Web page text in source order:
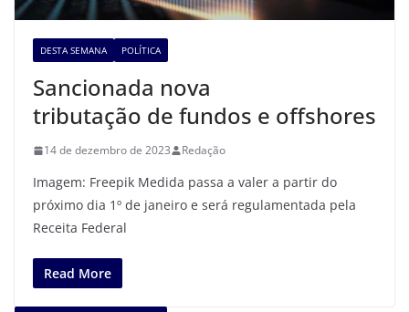
DESTA SEMANA POLÍTICA
Sancionada nova
tributação de fundos e offshores
14 de dezembro de 2023 Redação
Imagem: Freepik Medida passa a valer a partir do
próximo dia 1º de janeiro e será regulamentada pela
Receita Federal
Read More